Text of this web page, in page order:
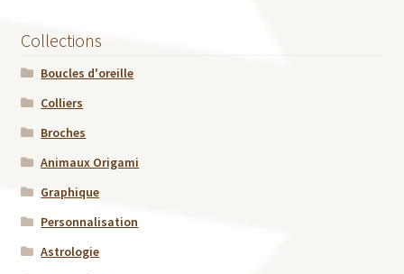
Collections
Boucles d'oreille
Colliers
Broches
Animaux Origami
Graphique
Personnalisation
Astrologie